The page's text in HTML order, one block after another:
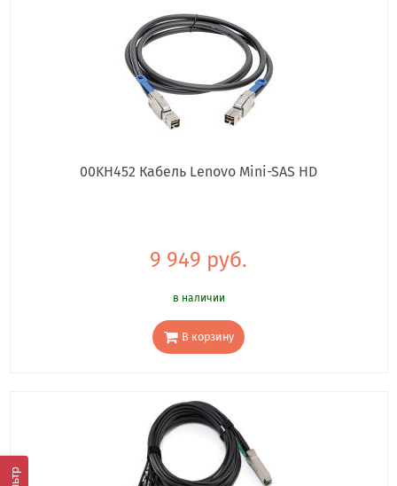
00KH452 Кабель Lenovo Mini-SAS HD
9 949 руб.
в наличии
В корзину